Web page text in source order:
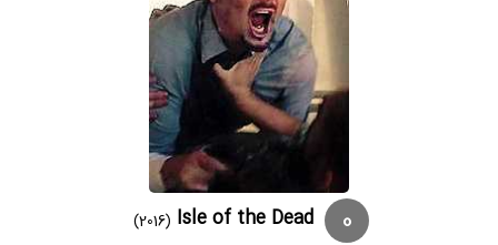
0
Isle of the Dead
(2016)